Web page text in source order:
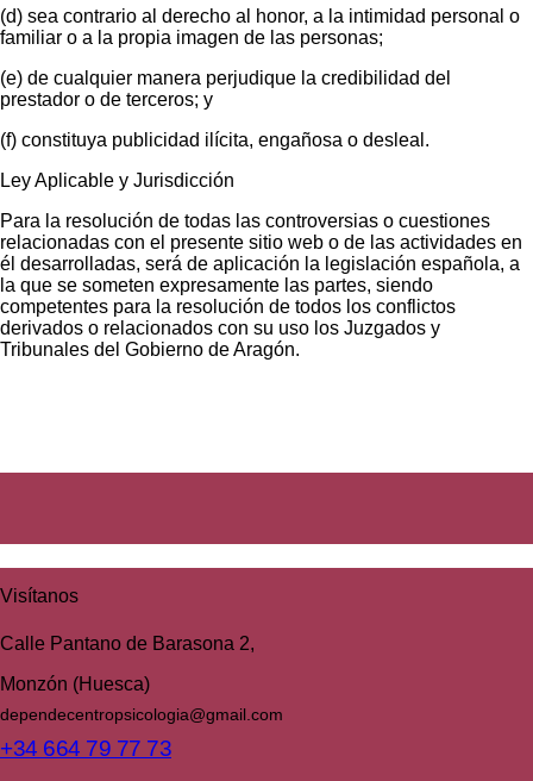
(d) sea contrario al derecho al honor, a la intimidad personal o
familiar o a la propia imagen de las personas;
(e) de cualquier manera perjudique la credibilidad del
prestador o de terceros; y
(f) constituya publicidad ilícita, engañosa o desleal.
Ley Aplicable y Jurisdicción
Para la resolución de todas las controversias o cuestiones
relacionadas con el presente sitio web o de las actividades en
él desarrolladas, será de aplicación la legislación española, a
la que se someten expresamente las partes, siendo
competentes para la resolución de todos los conflictos
derivados o relacionados con su uso los Juzgados y
Tribunales del Gobierno de Aragón.
Visítanos
Calle Pantano de Barasona 2,
Monzón (Huesca)
dependecentropsicologia@gmail.com
+34 664 79 77 73